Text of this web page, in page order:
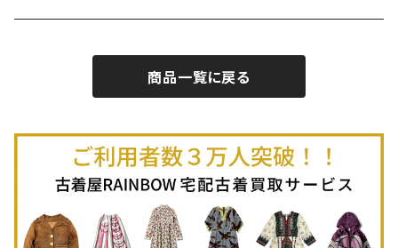
古着ポロシャツ
古着長袖ポロシャツ
古着スウェット
古着羽織り
古着ミニ丈スカート (丈56-75cm)
Autumn / Winter
商品一覧に戻る